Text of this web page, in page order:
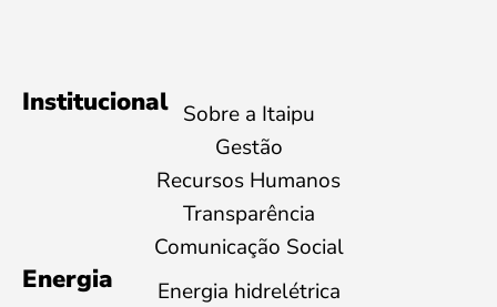
Institucional Sobre a Itaipu
Gestão
Recursos Humanos
Transparência
Comunicação Social
Energia
Energia hidrelétrica